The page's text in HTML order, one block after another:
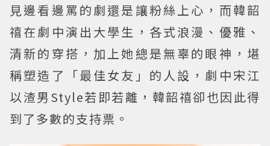
見邊看邊罵的劇還是讓粉絲上心，而韓韶
禧在劇中演出大學生，各式浪漫、優雅、
清新的穿搭，加上她總是無辜的眼神，堪
稱塑造了「最佳女友」的人設，劇中宋江
以渣男Style若即若離，韓韶禧卻也因此得
到了多數的支持票。